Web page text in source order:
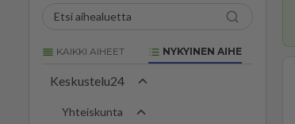
KAIKKI AIHEET NYKYINEN AIHE
Keskustelu24
Yhteiskunta